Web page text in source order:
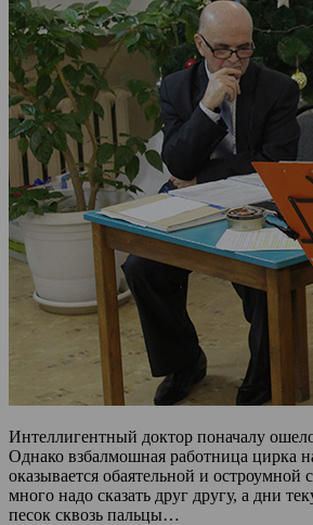
Интеллигентный доктор поначалу
Однако взбалмошная работница цирка
оказывается обаятельной и остроумной
много надо сказать друг другу, а дни
песок сквозь пальцы…